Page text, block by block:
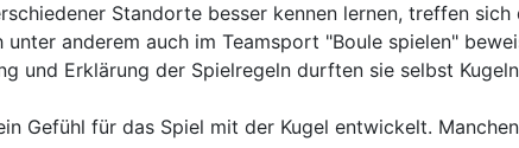
Standorte besser kennen lernen, treffen
anderem auch im Teamsport "Boule spielen"
und Erklärung der Spielregeln durften sie selbst
Gefühl für das Spiel mit der Kugel entwickelt.